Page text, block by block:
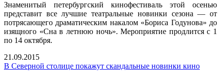
Знаменитый петербургский кинофестиваль этой осенью
представит все лучшие театральные новинки сезона — от
потрясающего драматическим накалом «Бориса Годунова» до
изящного «Сна в летнюю ночь». Мероприятие продлится с 1
по 14 октября.
21.09.2015
В Северной столице покажут скандальные новинки кино